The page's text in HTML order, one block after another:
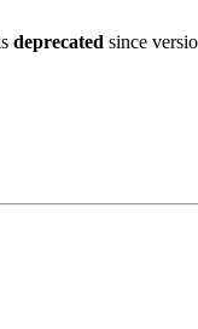
deprecated since